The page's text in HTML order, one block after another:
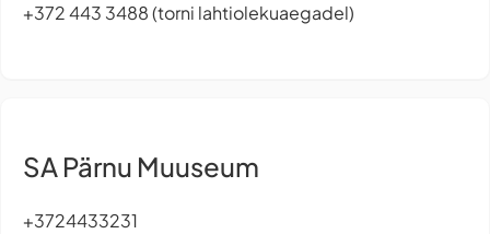
+372 443 3488 (torni lahtiolekuaegadel)
SA Pärnu Muuseum
+3724433231